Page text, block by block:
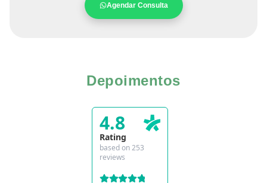
Agendar Consulta
Depoimentos
4.8
Rating
based on 253
reviews